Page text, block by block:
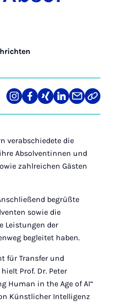
Teilen
auf
Teilen
auf
Teilen
auf
Teilen
auf
Teilen
über
Link
kopieren
verabschiedete die
Absolventinnen und
zahlreichen Gästen
begrüßte
sowie die
Leistungen der
begleitet haben.
für Transfer und
Prof. Dr. Peter
Human in the Age of AI“
Künstlicher Intelligenz